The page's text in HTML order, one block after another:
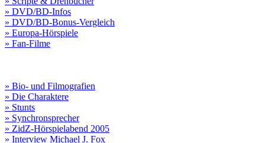
» DVD/BD-Infos
» DVD/BD-Bonus-Vergleich
» Europa-Hörspiele
» Fan-Filme
» Bio- und Filmografien
» Die Charaktere
» Stunts
» Synchronsprecher
» ZidZ-Hörspielabend 2005
» Interview Michael J. Fox